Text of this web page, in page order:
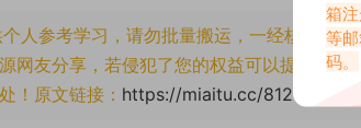
人参考学习，请勿批量搬运，一经核实将封
网友分享，若侵犯了您的权益可以提交工单
！原文链接： https://miaitu.cc/81242.html
箱
等
码。